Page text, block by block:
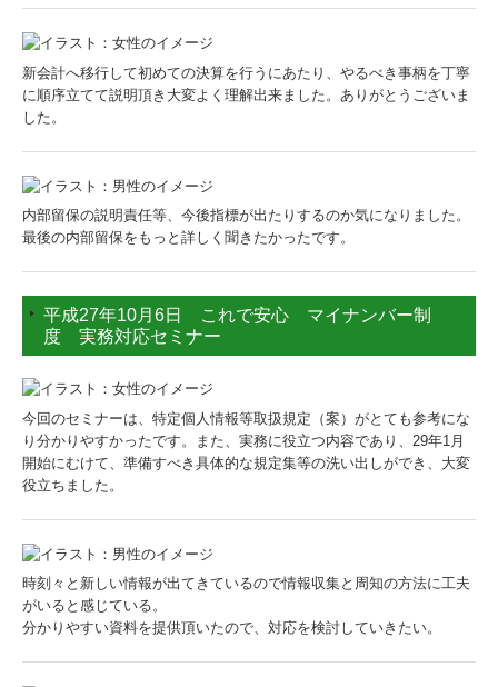
新会計へ移行して初めての決算を行うにあたり、やるべき事柄を丁寧
に順序立てて説明頂き大変よく理解出来ました。ありがとうございま
した。
内部留保の説明責任等、今後指標が出たりするのか気になりました。
最後の内部留保をもっと詳しく聞きたかったです。
平成27年10月6日 これで安心 マイナンバー制
度 実務対応セミナー
今回のセミナーは、特定個人情報等取扱規定（案）がとても参考にな
り分かりやすかったです。また、実務に役立つ内容であり、29年1月
開始にむけて、準備すべき具体的な規定集等の洗い出しができ、大変
役立ちました。
時刻々と新しい情報が出てきているので情報収集と周知の方法に工夫
がいると感じている。
分かりやすい資料を提供頂いたので、対応を検討していきたい。